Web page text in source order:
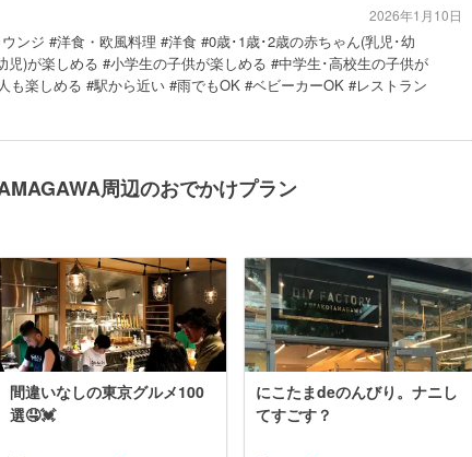
ンジ #洋食・欧風料理 #洋食 #0歳･1歳･2歳の赤ちゃん(乳児･幼
児)が楽しめる #小学生の子供が楽しめる #中学生･高校生の子供が
も楽しめる #駅から近い #雨でもOK #ベビーカーOK #レストラン
2026年1月10日
周辺のおでかけプラン
間違いなしの東京グルメ100
選🤤💓
にこたまdeのんびり。ナニし
てすごす？